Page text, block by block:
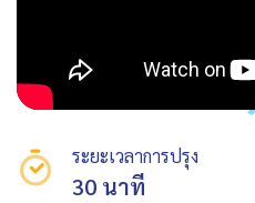
ระยะเวลาการปรุง
30 นาที